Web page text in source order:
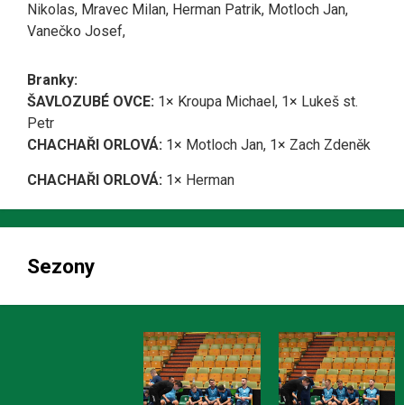
Nikolas, Mravec Milan, Herman Patrik, Motloch Jan,
Vanečko Josef,
Branky:
ŠAVLOZUBÉ OVCE: 1× Kroupa Michael, 1× Lukeš st.
Petr
CHACHAŘI ORLOVÁ: 1× Motloch Jan, 1× Zach Zdeněk
CHACHAŘI ORLOVÁ: 1× Herman
Sezony